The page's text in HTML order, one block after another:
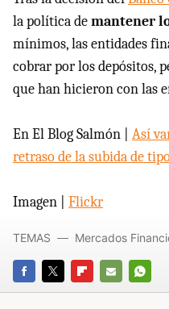
la política demantener
mínimos, las entidades
cobrar por los depósitos,
que han hicieron con las
En El Blog Salmón | Así
retraso de la subida de
Imagen | Flickr
FACEBOOK
TWITTERFLIPBOARD
E-
TEMAS Mercados